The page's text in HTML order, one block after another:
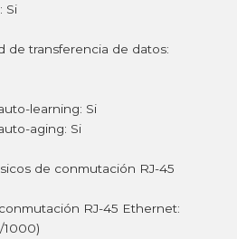
Si
de transferencia de datos:
learning: Si
aging: Si
de conmutación RJ-45
RJ-45 Ethernet:
1000)